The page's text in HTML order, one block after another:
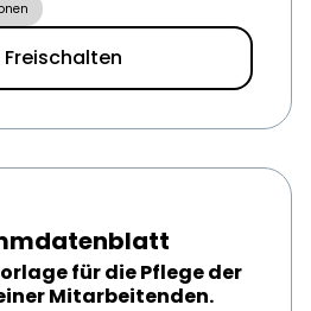
Freischalten
für die Pflege der
Mitarbeitenden.